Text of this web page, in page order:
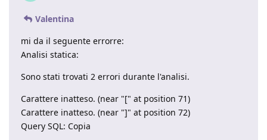
Valentina
mi da il seguente errorre:
Analisi statica:
Sono stati trovati 2 errori durante l'analisi.
Carattere inatteso. (near "[" at position 71)
Carattere inatteso. (near "]" at position 72)
Query SQL: Copia